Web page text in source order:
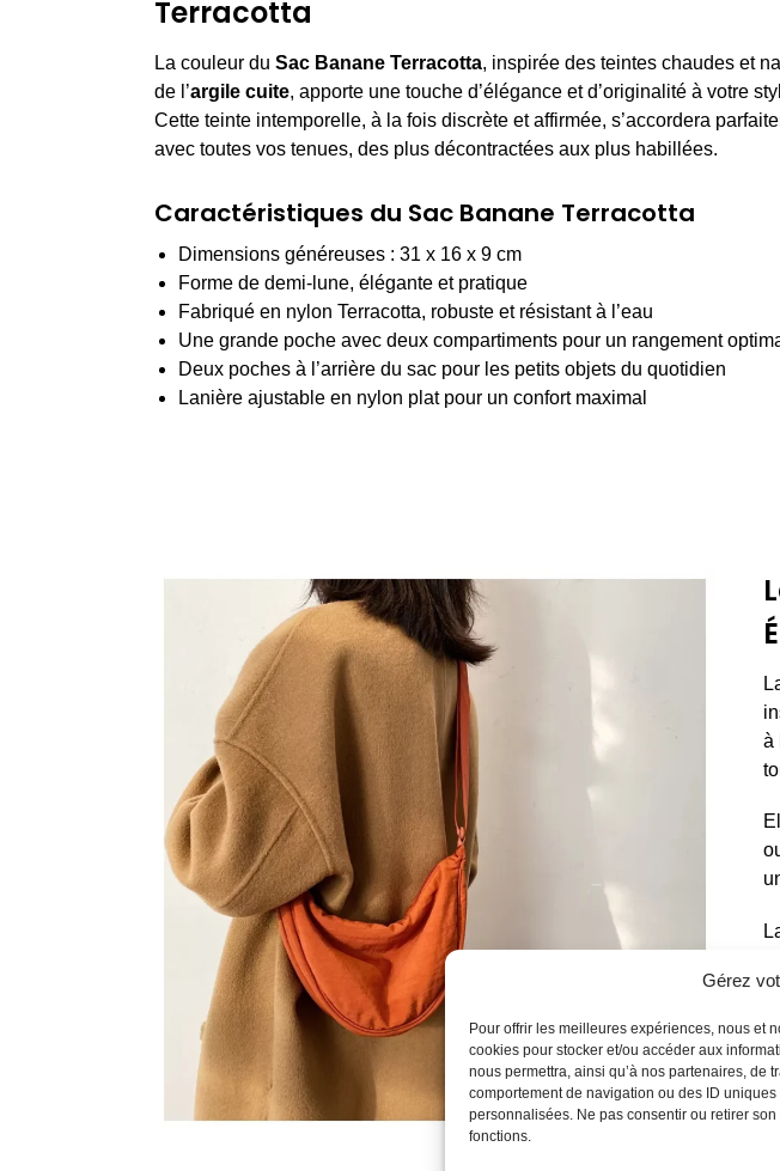
Gérez
Pour offrir les meilleures expériences, nous et
cookies pour stocker et/ou accéder aux
nous permettra, ainsi qu’à nos partenaires, de
comportement de navigation ou des ID
personnalisées. Ne pas consentir ou retirer
fonctions.
Terracotta
La couleur du Sac Banane Terracotta, inspirée des teintes chaudes et
de l’argile cuite, apporte une touche d’élégance et d’originalité à votre
Cette teinte intemporelle, à la fois discrète et affirmée, s’accordera
avec toutes vos tenues, des plus décontractées aux plus habillées.
Caractéristiques du Sac Banane Terracotta
Dimensions généreuses : 31 x 16 x 9 cm
Forme de demi-lune, élégante et pratique
Fabriqué en nylon Terracotta, robuste et résistant à l’eau
Une grande poche avec deux compartiments pour un rangement
Deux poches à l’arrière du sac pour les petits objets du quotidien
Lanière ajustable en nylon plat pour un confort maximal
à